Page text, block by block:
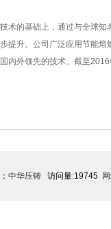
术的基础上，通过与全球知
提升。公司广泛应用节能熔
内外领先的技术。截至
中华压铸 访问量:19745